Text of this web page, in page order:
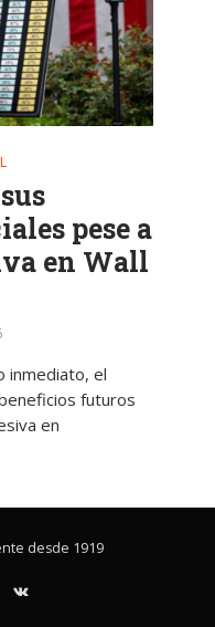
pese a
en Wall
inmediato, el
futuros
en
desde 1919